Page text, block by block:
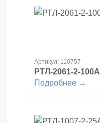
Артикул: 110757
РТЛ-2061-2-100А
Подробнее →